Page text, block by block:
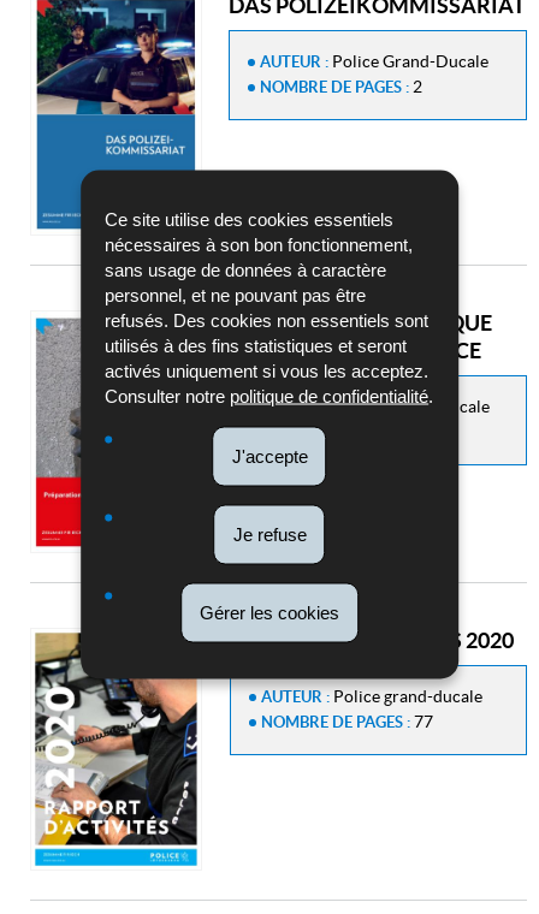
Ce site utilise des cookies essentiels
nécessaires à son bon fonctionnement,
sans usage de données à caractère
personnel, et ne pouvant pas être
refusés. Des cookies non essentiels sont
utilisés à des fins statistiques et seront
activés uniquement si vous les acceptez.
Consulter notre politique de confidentialité
J'accepte
Je refuse
Gérer les cookies
DAS POLIZEIKOMMISSARIAT
AUTEUR : Police Grand-Ducale
NOMBRE DE PAGES :2
PRÉPARATION PHYSIQUE
POUR L'ÉCOLE DE POLICE
AUTEUR :Police Grand-Ducale
NOMBRE DE PAGES :
RAPPORT D'ACTIVITÉS 2020
AUTEUR : Police grand-ducale
NOMBRE DE PAGES : 77